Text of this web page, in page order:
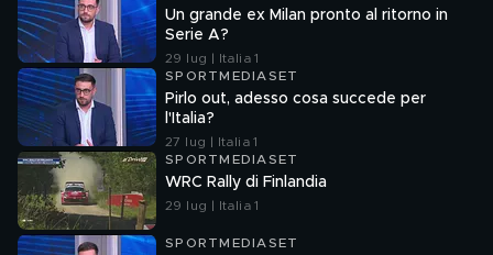
Un grande ex Milan pronto al ritorno in
Serie A?
29 lug | Italia 1
SPORTMEDIASET
Pirlo out, adesso cosa succede per
l'Italia?
27 lug | Italia 1
SPORTMEDIASET
WRC Rally di Finlandia
29 lug | Italia 1
SPORTMEDIASET